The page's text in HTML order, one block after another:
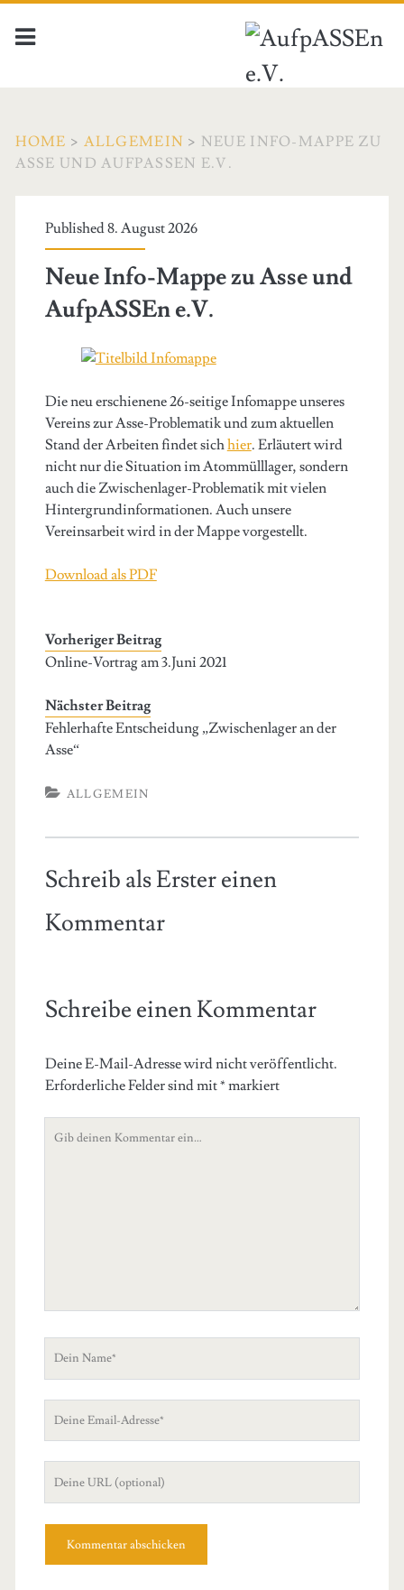
HOME > ALLGEMEIN > NEUE INFO-MAPPE ZU
ASSE UND AUFPASSEN E.V.
Published 8. August 2026
Neue Info-Mappe zu Asse und
AufpASSEn e.V.
Die neu erschienene 26-seitige Infomappe unseres
Vereins zur Asse-Problematik und zum aktuellen
Stand der Arbeiten findet sichhier. Erläutert wird
nicht nur die Situation im Atommülllager, sondern
auch die Zwischenlager-Problematik mit vielen
Hintergrundinformationen. Auch unsere
Vereinsarbeit wird in der Mappe vorgestellt.
Download als PDF
Vorheriger Beitrag
Online-Vortrag am 3.Juni 2021
Nächster Beitrag
Fehlerhafte Entscheidung „Zwischenlager an der
Asse“
ALLGEMEIN
Schreib als Erster einen
Kommentar
Schreibe einen Kommentar
Deine E-Mail-Adresse wird nicht veröffentlicht.
Erforderliche Felder sind mit* markiert
Dein